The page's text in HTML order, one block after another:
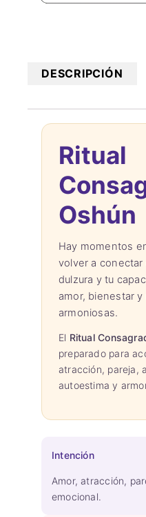
DESCRIPCIÓN
Ritual
Oshún
Hay momentos
volver a conectar
dulzura y tu
amor, bienestar
armoniosas.
El Ritual
preparado para
atracción, pareja,
autoestima y
Intención
Amor, atracción,
emocional.